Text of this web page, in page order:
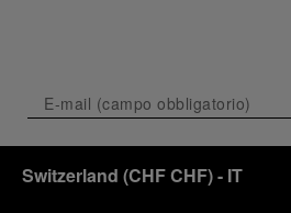
Switzerland (CHF CHF)- IT